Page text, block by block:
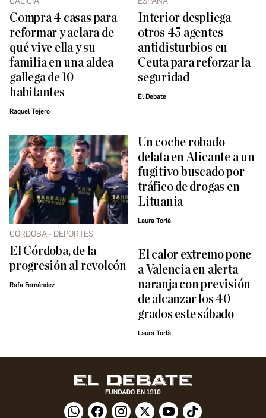
Compra 4 casas para
reformar y aclara de
qué vive ella y su
familia en una aldea
gallega de 10
habitantes
Raquel Tejero
Interior despliega
otros 45 agentes
antidisturbios en
Ceuta para reforzar la
seguridad
El Debate
CÓRDOBA - DEPORTES
El Córdoba, de la
progresión al revolcón
Rafa Fernández
Un coche robado
delata en Alicante a un
fugitivo buscado por
tráfico de drogas en
Lituania
Laura Torlà
El calor extremo pone
a Valencia en alerta
naranja con previsión
de alcanzar los 40
grados este sábado
Laura Torlà